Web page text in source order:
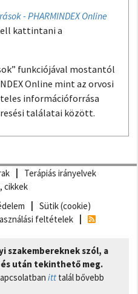
- PHARMINDEX Online
kattintani a
funkciójával mostantól
Online mint az orvosi
információforrása
találatai között.
Terápiás irányelvek
cikkek
Sütik (cookie)
feltételek
szakembereknek szól, a
után tekinthető meg.
itt talál bővebb